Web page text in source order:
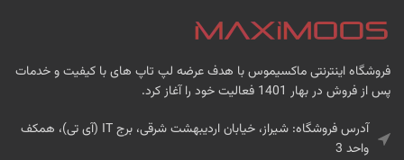
فروشگاه اینترنتی ماکسیموس با هدف عرضه لپ تاپ های با کیفیت و خدمات
پس از فروش در بهار 1401 فعالیت خود را آغاز کرد.
آدرس فروشگاه: شیراز، خیابان اردیبهشت شرقی، برج IT (آی تی)، همکف
واحد 3